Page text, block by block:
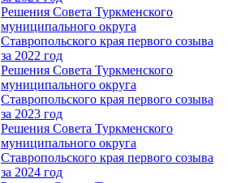
Решения Совета Туркменского
муниципального округа
Ставропольского края первого созыва
за 2022 год
Решения Совета Туркменского
муниципального округа
Ставропольского края первого созыва
за 2023 год
Решения Совета Туркменского
муниципального округа
Ставропольского края первого созыва
за 2024 год